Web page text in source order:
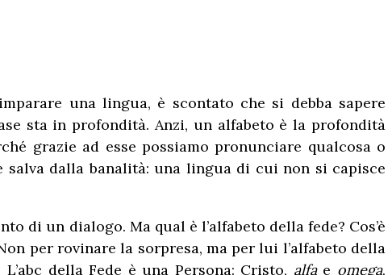
una lingua, è scontato che si debba sapere
sta in profondità. Anzi, un alfabeto è la profondità
grazie ad esse possiamo pronunciare qualcosa o
dalla banalità: una lingua di cui non si capisce
di un dialogo. Ma qual è l’alfabeto della fede? Cos’è
per rovinare la sorpresa, ma per lui l’alfabeto della
della Fede è una Persona: Cristo, alfae omega,